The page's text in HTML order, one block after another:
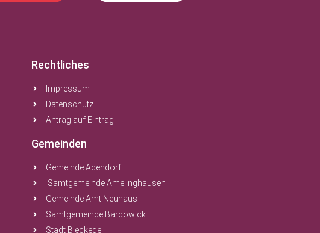
Rechtliches
Impressum
Datenschutz
Antrag auf Eintrag+
Gemeinden
Gemeinde Adendorf
Samtgemeinde Amelinghausen
Gemeinde Amt Neuhaus
Samtgemeinde Bardowick
Stadt Bleckede